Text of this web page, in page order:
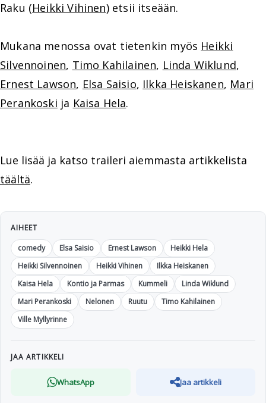
Raku (Heikki Vihinen) etsii itseään.
Mukana menossa ovat tietenkin myös Heikki
Silvennoinen, Timo Kahilainen, Linda Wiklund,
Ernest Lawson, Elsa Saisio, Ilkka Heiskanen, Mari
Perankoski ja Kaisa Hela.
Lue lisää ja katso traileri aiemmasta artikkelista
täältä.
AIHEET
comedy
Elsa Saisio Ernest Lawson
Heikki Hela
Heikki Silvennoinen
Heikki Vihinen
Ilkka Heiskanen
Kaisa Hela
Kontio ja Parmas Kummeli
Linda Wiklund
Mari Perankoski
Nelonen Ruutu
Timo Kahilainen
Ville Myllyrinne
JAA ARTIKKELI
WhatsApp Jaa artikkeli